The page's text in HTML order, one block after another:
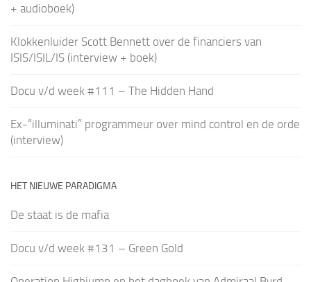
+ audioboek)
Klokkenluider Scott Bennett over de financiers van
ISIS/ISIL/IS (interview + boek)
Docu v/d week #111 – The Hidden Hand
Ex-“illuminati” programmeur over mind control en de orde
(interview)
HET NIEUWE PARADIGMA
De staat is de mafia
Docu v/d week #131 – Green Gold